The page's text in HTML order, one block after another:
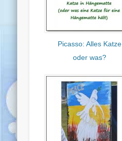
Picasso: Alles Katze
oder was?